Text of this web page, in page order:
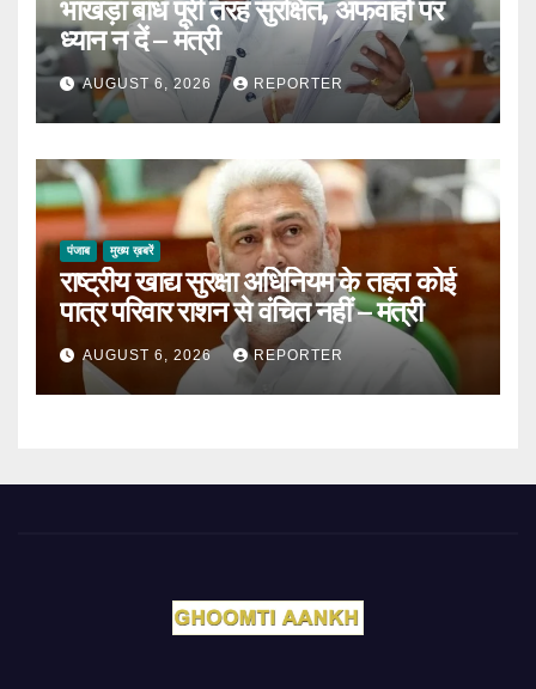
भाखड़ा बांध पूरी तरह सुरक्षित, अफवाहों पर
ध्यान न दें – मंत्री
AUGUST 6, 2026 REPORTER
पंजाब मुख्य ख़बरें
राष्ट्रीय खाद्य सुरक्षा अधिनियम के तहत कोई
पात्र परिवार राशन से वंचित नहीं – मंत्री
AUGUST 6, 2026 REPORTER